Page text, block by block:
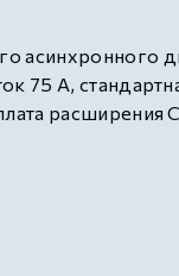
асинхронного
75 А,
расширения
ввода, 1 канал
встроенный